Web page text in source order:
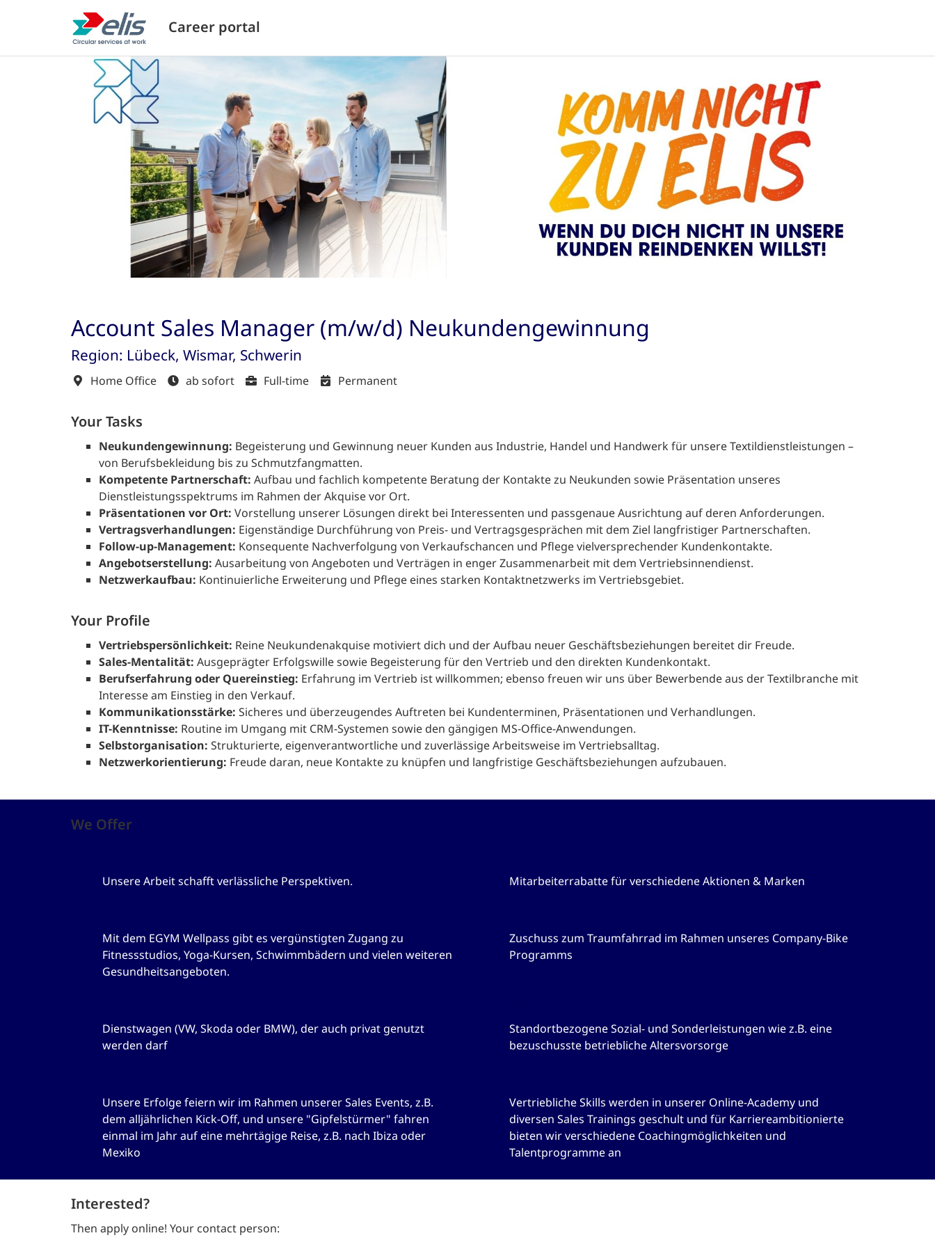
Career portal
Account Sales Manager (m/w/d) Neukundengewinnung
Region: Lübeck, Wismar, Schwerin
Home Office ab sofort Full-time Permanent
Your Tasks
Neukundengewinnung: Begeisterung und Gewinnung neuer Kunden aus Industrie, Handel und Handwerk für unsere Textildienstleistungen –
von Berufsbekleidung bis zu Schmutzfangmatten.
Kompetente Partnerschaft: Aufbau und fachlich kompetente Beratung der Kontakte zu Neukunden sowie Präsentation unseres
Dienstleistungsspektrums im Rahmen der Akquise vor Ort.
Präsentationen vor Ort: Vorstellung unserer Lösungen direkt bei Interessenten und passgenaue Ausrichtung auf deren Anforderungen.
Vertragsverhandlungen: Eigenständige Durchführung von Preis- und Vertragsgesprächen mit dem Ziel langfristiger Partnerschaften.
Follow-up-Management: Konsequente Nachverfolgung von Verkaufschancen und Pflege vielversprechender Kundenkontakte.
Angebotserstellung: Ausarbeitung von Angeboten und Verträgen in enger Zusammenarbeit mit dem Vertriebsinnendienst.
Netzwerkaufbau: Kontinuierliche Erweiterung und Pflege eines starken Kontaktnetzwerks im Vertriebsgebiet.
Your Profile
Vertriebspersönlichkeit: Reine Neukundenakquise motiviert dich und der Aufbau neuer Geschäftsbeziehungen bereitet dir Freude.
Sales-Mentalität: Ausgeprägter Erfolgswille sowie Begeisterung für den Vertrieb und den direkten Kundenkontakt.
Berufserfahrung oder Quereinstieg: Erfahrung im Vertrieb ist willkommen; ebenso freuen wir uns über Bewerbende aus der Textilbranche mit
Interesse am Einstieg in den Verkauf.
Kommunikationsstärke: Sicheres und überzeugendes Auftreten bei Kundenterminen, Präsentationen und Verhandlungen.
IT-Kenntnisse: Routine im Umgang mit CRM-Systemen sowie den gängigen MS-Office-Anwendungen.
Selbstorganisation: Strukturierte, eigenverantwortliche und zuverlässige Arbeitsweise im Vertriebsalltag.
Netzwerkorientierung: Freude daran, neue Kontakte zu knüpfen und langfristige Geschäftsbeziehungen aufzubauen.
We Offer
Unsere Arbeit schafft verlässliche Perspektiven. Mitarbeiterrabatte für verschiedene Aktionen & Marken
Mit dem EGYM Wellpass gibt es vergünstigten Zugang zu
Fitnessstudios, Yoga-Kursen, Schwimmbädern und vielen weiteren
Gesundheitsangeboten.
Zuschuss zum Traumfahrrad im Rahmen unseres Company-Bike
Programms
Dienstwagen (VW, Skoda oder BMW), der auch privat genutzt
werden darf
Standortbezogene Sozial- und Sonderleistungen wie z.B. eine
bezuschusste betriebliche Altersvorsorge
Unsere Erfolge feiern wir im Rahmen unserer Sales Events, z.B.
dem alljährlichen Kick-Off, und unsere "Gipfelstürmer" fahren
einmal im Jahr auf eine mehrtägige Reise, z.B. nach Ibiza oder
Mexiko
Vertriebliche Skills werden in unserer Online-Academy und
diversen Sales Trainings geschult und für Karriereambitionierte
bieten wir verschiedene Coachingmöglichkeiten und
Talentprogramme an
Interested?
Then apply online! Your contact person: